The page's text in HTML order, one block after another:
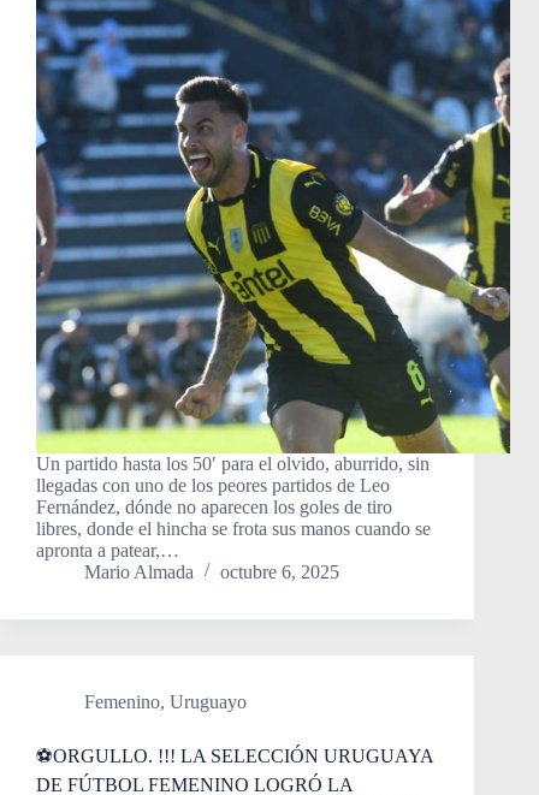
Un partido hasta los 50′ para el olvido, aburrido, sin
llegadas con uno de los peores partidos de Leo
Fernández, dónde no aparecen los goles de tiro
libres, donde el hincha se frota sus manos cuando se
apronta a patear,…
Mario Almada
octubre 6, 2025
Femenino, Uruguayo
⚽ORGULLO. !!! LA SELECCIÓN URUGUAYA
DE FÚTBOL FEMENINO LOGRÓ LA